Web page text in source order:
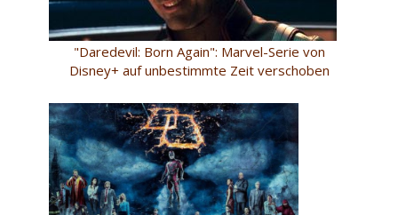
"Daredevil: Born Again": Marvel-Serie von
Disney+ auf unbestimmte Zeit verschoben